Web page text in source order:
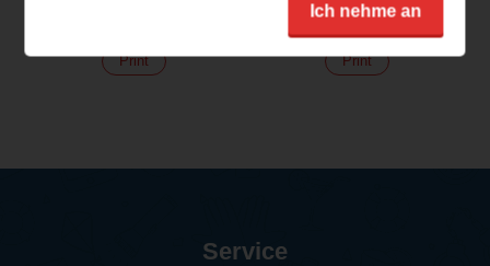
Print
(237
Print
Ich nehme an
Service